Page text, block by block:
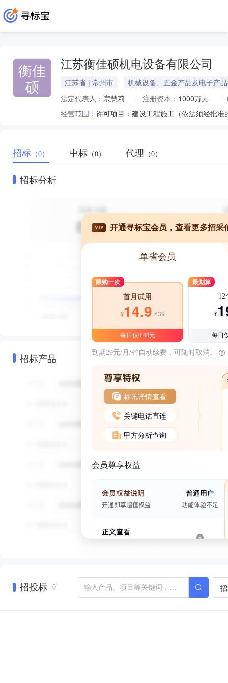
衡佳
硕
江苏衡佳硕机电设备有限公司
江苏省 | 常州市
机械设备、五金产品及电子产
法定代表人： 宗慧莉 注册资本： 1000万元
经营范围：
招标 （0） 中标 （0） 代理 （0）
招标分析
招标产品
VIP 开通寻标宝会员，查看更多招采
单省会员
限购一次
首月试用
¥14.9 ¥39
每日仅0.48元
最划算
12
¥
每日
到期29元/月/省自动续费，可随时取消。
标讯详情查看
关键电话直连
甲方分析查询
会员尊享权益
招投标 0